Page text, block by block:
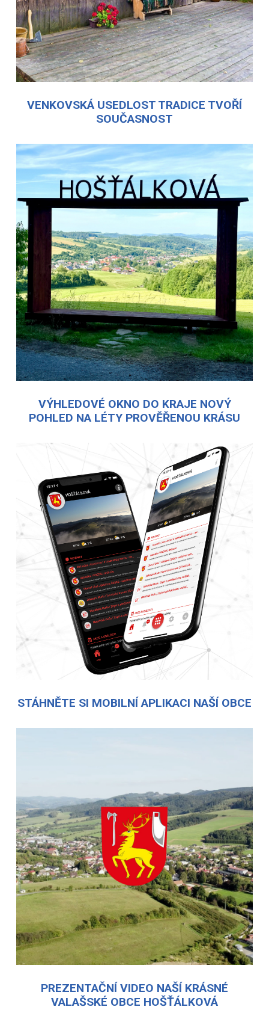
VENKOVSKÁ USEDLOST TRADICE TVOŘÍ
SOUČASNOST
VÝHLEDOVÉ OKNO DO KRAJE NOVÝ
POHLED NA LÉTY PROVĚŘENOU KRÁSU
STÁHNĚTE SI MOBILNÍ APLIKACI NAŠÍ OBCE
PREZENTAČNÍ VIDEO NAŠÍ KRÁSNÉ
VALAŠSKÉ OBCE HOŠŤÁLKOVÁ